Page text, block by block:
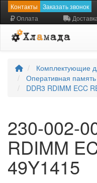
Контакты Заказать звонок
Оплата
Комплектующие
Оперативная
DDR3 RDIMM ECC
230-002-
RDIMM
49Y1415